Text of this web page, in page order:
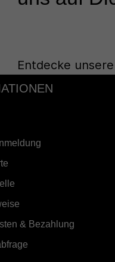
Entdecke
& Bezahlung